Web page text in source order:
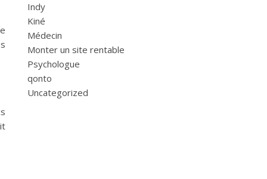
Indy
Kiné
Médecin
Monter un site rentable
Psychologue
qonto
Uncategorized